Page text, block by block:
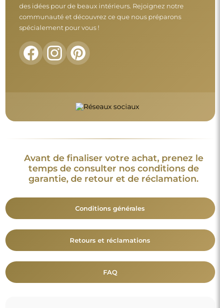
des idées pour de beaux intérieurs. Rejoignez notre
communauté et découvrez ce que nous préparons
spécialement pour vous !
Avant de finaliser votre achat, prenez le
temps de consulter nos conditions de
garantie, de retour et de réclamation.
Conditions générales
Retours et réclamations
FAQ